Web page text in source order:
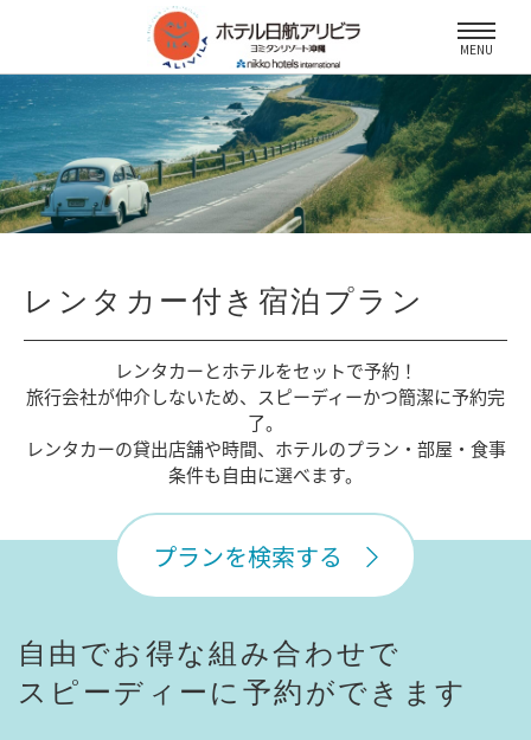
MENU
レンタカー付き宿泊プラン
レンタカーとホテルをセットで予約！
旅行会社が仲介しないため、
スピーディーかつ簡潔に予約完
了。
レンタカーの貸出店舗や時間、 ホテルのプラン・部屋・食事
条件も自由に選べます。
プランを検索する
自由でお得な組み合わせで
スピーディーに予約ができます